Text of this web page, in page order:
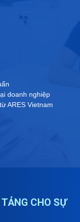
doanh nghiệp
ARES Vietnam
CHO SỰ